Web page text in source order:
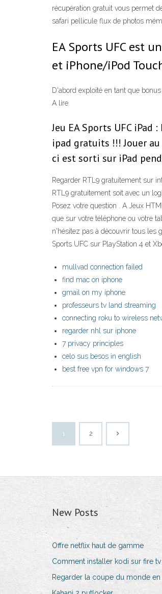
récupération gratuit vous permet
safari pellicule flux de photos
EA Sports UFC est
et iPhone/iPod
D'abord exploité en tant que
A lire
Jeu EA Sports UFC
ipad gratuits !!! Jouer
ci est sorti sur iPad
Regarder RTL9 gratuitement sur
RTL9 gratuitement soit avec un
Posez votre question . A Jeux
que sur votre téléphone ou votre
n'hésitez pas à découvrir tous les
Sports UFC sur PlayStation 4 et
mullvad connection failed
find mac on iphone
gmail on my iphone
professeurs tv land streaming
connecting roku to wireless
regarder nhl sur iphone
7 privacy principles
celo sus besos in english
best free vpn for windows 7
1 2
New Posts
Offre netflix haut de gamme
Comment installer kodi sur fire tv
Regarder la coupe du monde